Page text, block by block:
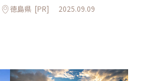
徳島県 [PR] 2025.09.09